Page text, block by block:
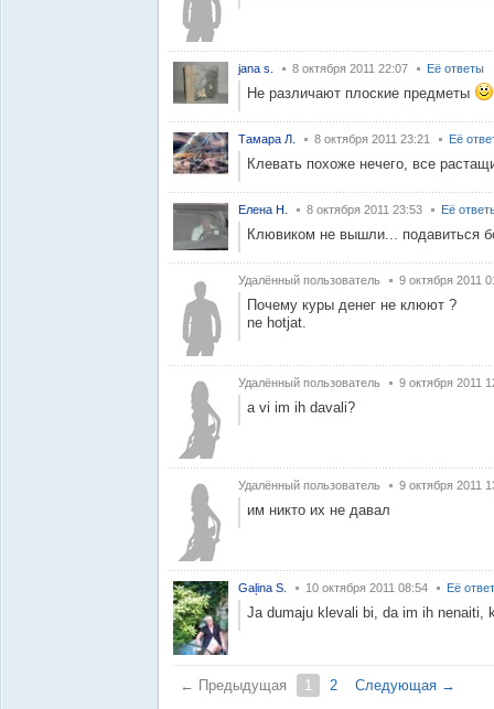
jana s. 8 октября 2011 22:07 Её ответы
Не различают плоские предметы
Тамара Л. 8 октября 2011 23:21 Её
Клевать похоже нечего, все
Елена Н. 8 октября 2011 23:53 Её
Клювиком не вышли... подавиться
Удалённый пользователь 9 октября 2011
Почему куры денег не клюют ?
ne hotjat.
Удалённый пользователь 9 октября 2011
a vi im ih davali?
Удалённый пользователь 9 октября 2011
им никто их не давал
Gaļina S. 10 октября 2011 08:54 Её
Ja dumaju klevali bi, da im ih nenaiti,
← Предыдущая 1 2 Следующая →